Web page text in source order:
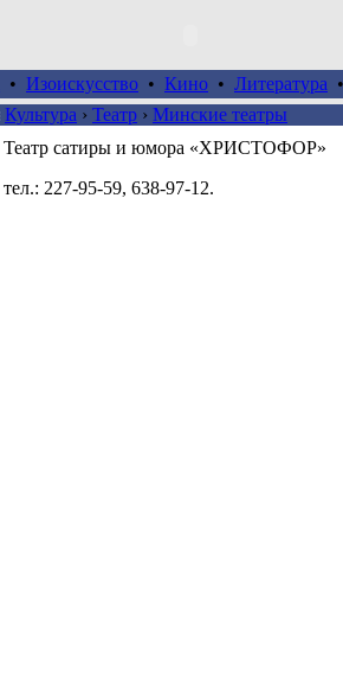
• Изоискусство • Кино • Литература •
Культура › Театр › Минские театры
Театр сатиры и юмора «ХРИСТОФОР»
тел.: 227-95-59, 638-97-12.